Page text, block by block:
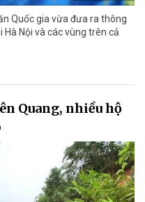
Quốc gia vừa đưa ra thông
Nội và các vùng trên cả
Quang, nhiều hộ